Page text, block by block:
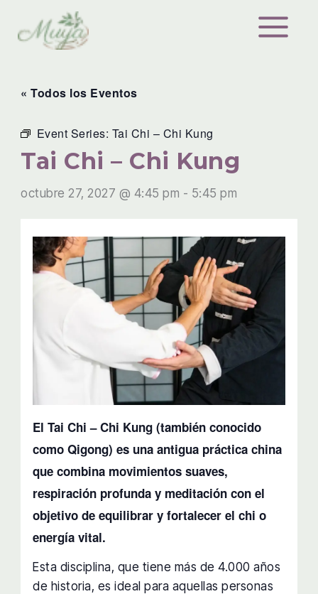
contenido
« Todos los Eventos
Event Series: Tai Chi – Chi Kung
Tai Chi – Chi Kung
octubre 27, 2027 @ 4:45 pm - 5:45 pm
El Tai Chi – Chi Kung (también conocido
como Qigong) es una antigua práctica china
que combina movimientos suaves,
respiración profunda y meditación con el
objetivo de equilibrar y fortalecer el chi o
energía vital.
Esta disciplina, que tiene más de 4.000 años
de historia, es ideal para aquellas personas